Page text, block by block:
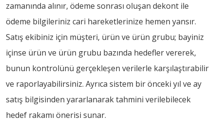
zamanında alınır, ödeme sonrası oluşan dekont ile
ödeme bilgileriniz cari hareketlerinize hemen yansır.
Satış ekibiniz için müşteri, ürün ve ürün grubu; bayiniz
içinse ürün ve ürün grubu bazında hedefler vererek,
bunun kontrolünü gerçekleşen verilerle karşılaştırabilir
ve raporlayabilirsiniz. Ayrıca sistem bir önceki yıl ve ay
satış bilgisinden yararlanarak tahmini verilebilecek
hedef rakamı önerisi sunar.